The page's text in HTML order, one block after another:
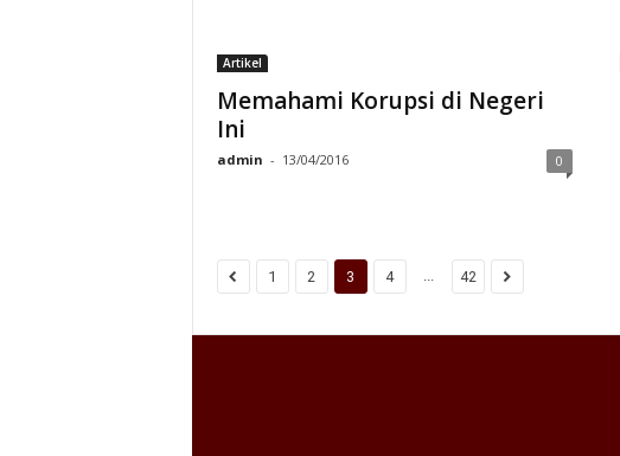
Artikel
Memahami Korupsi di Negeri
Ini
admin - 13/04/2016 0
1 2 3 4 ... 42